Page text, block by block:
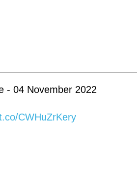
- 04 November 2022
CWHuZrKery